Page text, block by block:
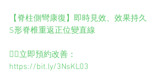
【脊柱側彎康復】即時見效、效果持久
S形脊椎重返正位變直線
👉🏻立即預約改善：
https://bit.ly/3NsKL03